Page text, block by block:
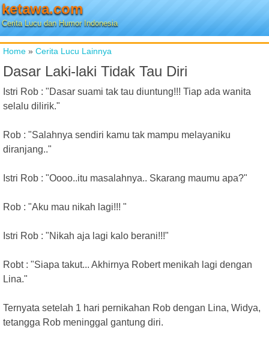
ketawa.com
Cerita Lucu dan Humor Indonesia
Home » Cerita Lucu Lainnya
Dasar Laki-laki Tidak Tau Diri
Istri Rob : "Dasar suami tak tau diuntung!!! Tiap ada wanita
selalu dilirik."
Rob : "Salahnya sendiri kamu tak mampu melayaniku
diranjang.."
Istri Rob : "Oooo..itu masalahnya.. Skarang maumu apa?"
Rob : "Aku mau nikah lagi!!! "
Istri Rob : "Nikah aja lagi kalo berani!!!"
Robt : "Siapa takut... Akhirnya Robert menikah lagi dengan
Lina."
Ternyata setelah 1 hari pernikahan Rob dengan Lina, Widya,
tetangga Rob meninggal gantung diri.